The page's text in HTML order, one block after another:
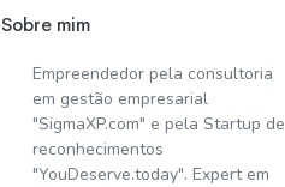
Sobre mim
Empreendedor pela consultoria
em gestão empresarial
"SigmaXP.com" e pela Startup de
reconhecimentos
"YouDeserve.today". Expert em